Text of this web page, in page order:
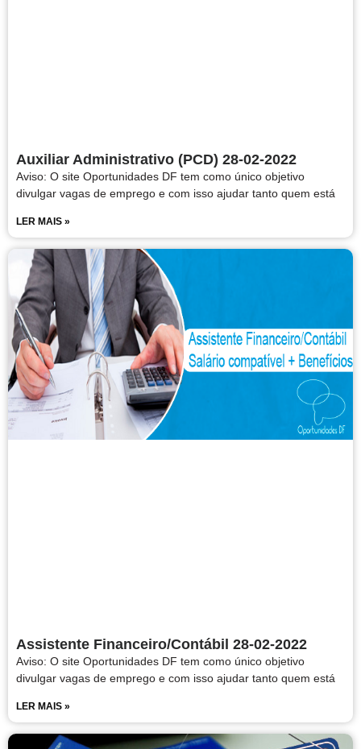
Auxiliar Administrativo (PCD) 28-02-2022
Aviso: O site Oportunidades DF tem como único objetivo
divulgar vagas de emprego e com isso ajudar tanto quem está
LER MAIS »
Assistente Financeiro/Contábil 28-02-2022
Aviso: O site Oportunidades DF tem como único objetivo
divulgar vagas de emprego e com isso ajudar tanto quem está
LER MAIS »